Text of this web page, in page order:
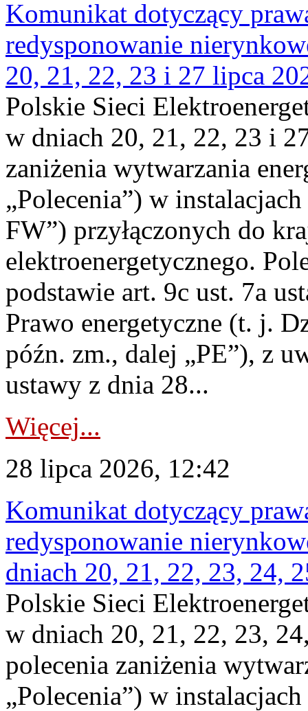
Komunikat dotyczący
redysponowanie
20, 21, 22, 23 i 27 lipca
Polskie Sieci
w dniach 20, 21, 22, 23 i
zaniżenia wytwarzania
„Polecenia”) w
FW”) przyłączonych do
elektroenergetycznego.
podstawie art. 9c ust. 7a
Prawo energetyczne (t. j.
późn. zm., dalej „PE”), z
ustawy z dnia 28...
Więcej...
28 lipca 2026, 12:42
Komunikat dotyczący
redysponowanie
dniach 20, 21, 22, 23, 24,
Polskie Sieci
w dniach 20, 21, 22, 23,
polecenia zaniżenia
„Polecenia”) w